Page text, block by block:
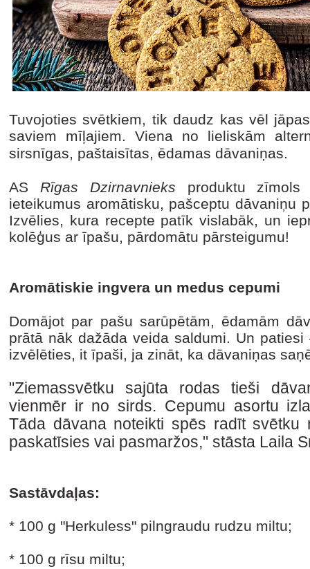
Tuvojoties svētkiem, tik daudz kas vēl
saviem mīļajiem. Viena no lieliskām
sirsnīgas, paštaisītas, ēdamas dāvaniņas.
AS Rīgas Dzirnavnieks produktu
ieteikumus aromātisku, pašceptu dāvaniņu
Izvēlies, kura recepte patīk vislabāk, un
kolēģus ar īpašu, pārdomātu pārsteigumu!
Aromātiskie ingvera un medus cepumi
Domājot par pašu sarūpētām, ēdamām
prātā nāk dažāda veida saldumi. Un
izvēlēties, it īpaši, ja zināt, ka dāvaniņas
"Ziemassvētku sajūta rodas tieši
vienmēr ir no sirds. Cepumu asortu
Tāda dāvana noteikti spēs radīt
paskatīsies vai pasmaržos," stāsta Laila
Sastāvdaļas:
* 100 g "Herkuless" pilngraudu rudzu miltu;
* 100 g rīsu miltu;